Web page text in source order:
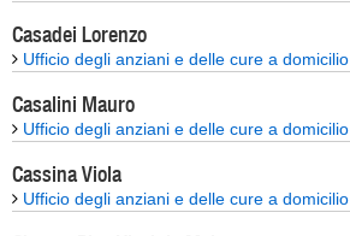
Casadei Lorenzo
Ufficio degli anziani e delle cure a domicilio
Casalini Mauro
Ufficio degli anziani e delle cure a domicilio
Cassina Viola
Ufficio degli anziani e delle cure a domicilio